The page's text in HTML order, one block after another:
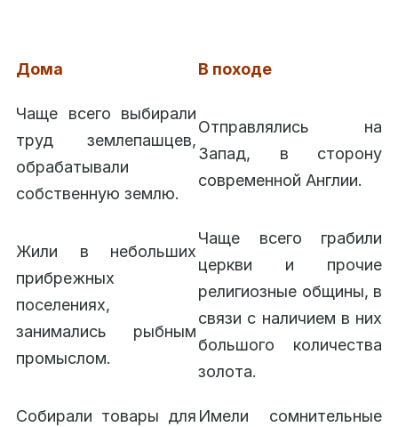
Дома В походе
Чаще всего выбирали
труд землепашцев,
обрабатывали
собственную землю.
Отправлялись на
Запад, в сторону
современной Англии.
Жили в небольших
прибрежных
поселениях,
занимались рыбным
промыслом.
Чаще всего грабили
церкви и прочие
религиозные общины, в
связи с наличием в них
большого количества
золота.
Собирали товары для Имели сомнительные